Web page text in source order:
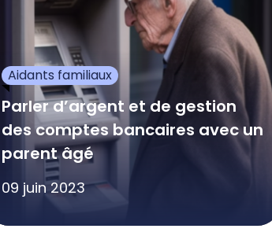
Aidants familiaux
Parler d’argent et de gestion
des comptes bancaires avec un
parent âgé
09 juin 2023